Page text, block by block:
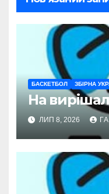
БАСКЕТБОЛ ЗБІРНА
На
ЛИП 8, 2026